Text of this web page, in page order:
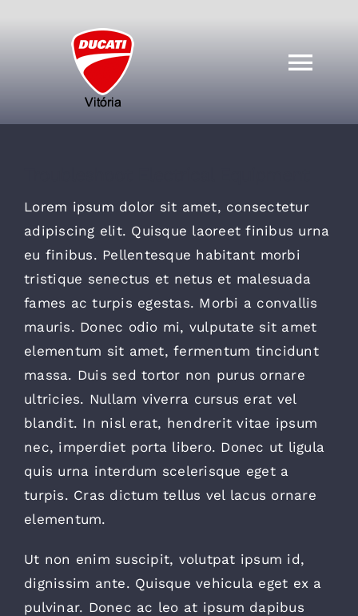
Assistência Técncia
Grupo Doc Vix
Lorem ipsum dolor sit amet, consectetur
adipiscing elit. Quisque laoreet finibus urna
eu finibus. Pellentesque habitant morbi
tristique senectus et netus et malesuada
fames ac turpis egestas. Morbi a convallis
mauris. Donec odio mi, vulputate sit amet
elementum sit amet, fermentum tincidunt
massa. Duis sed tortor non purus ornare
ultricies. Nullam viverra cursus erat vel
blandit. In nisl erat, hendrerit vitae ipsum
nec, imperdiet porta libero. Donec ut ligula
quis urna interdum scelerisque eget a
turpis. Cras dictum tellus vel lacus ornare
elementum.
Ut non enim suscipit, volutpat ipsum id,
dignissim ante. Quisque vehicula eget ex a
pulvinar. Donec ac leo at ipsum dapibus